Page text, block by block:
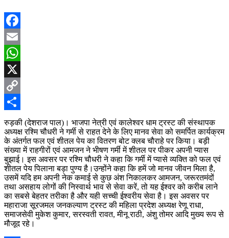
Facebook
Email
WhatsApp
X
Copy
Link
Share
रुड़की (देशराज पाल)। भाजपा नेत्री एवं कालेश्वर धाम ट्रस्ट की संस्थापक
अध्यक्ष रश्मि चौधरी ने गर्मी से राहत देने के लिए मानव सेवा को समर्पित कार्यक्रम
के अंतर्गत फल एवं शीतल पेय का वितरण बोट क्लब चौराहे पर किया। बड़ी
संख्या में राहगीरों एवं आमजन ने भीषण गर्मी में शीतल पर पीकर अपनी प्यास
बुझाई। इस अवसर पर रश्मि चौधरी ने कहा कि गर्मी में प्यासे व्यक्ति को फल एवं
शीतल पेय पिलाना बड़ा पुण्य है।उन्होंने कहा कि हमें जो मानव जीवन मिला है,
उसमें यदि हम अपनी नेक कमाई से कुछ अंश निकालकर आमजन, जरूरतमंदों
तथा असहाय लोगों की निस्वार्थ भाव से सेवा करें, तो यह ईश्वर को करीब लाने
का सबसे बेहतर तरीका है और यही सच्ची ईश्वरीय सेवा है। इस अवसर पर
महाराजा सूरजमल जनकल्याण ट्रस्ट की महिला प्रदेश अध्यक्ष रेणू राधा,
समाजसेवी मुकेश कुमार, सरस्वती रावत, मीनू राठी, अंशु तोमर आदि मुख्य रूप से
मौजूद रहे।